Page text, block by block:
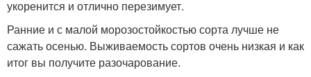
укоренится и отлично перезимует.
Ранние и с малой морозостойкостью сорта лучше не
сажать осенью. Выживаемость сортов очень низкая и как
итог вы получите разочарование.